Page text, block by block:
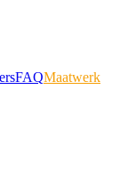
FAQMaatwerk